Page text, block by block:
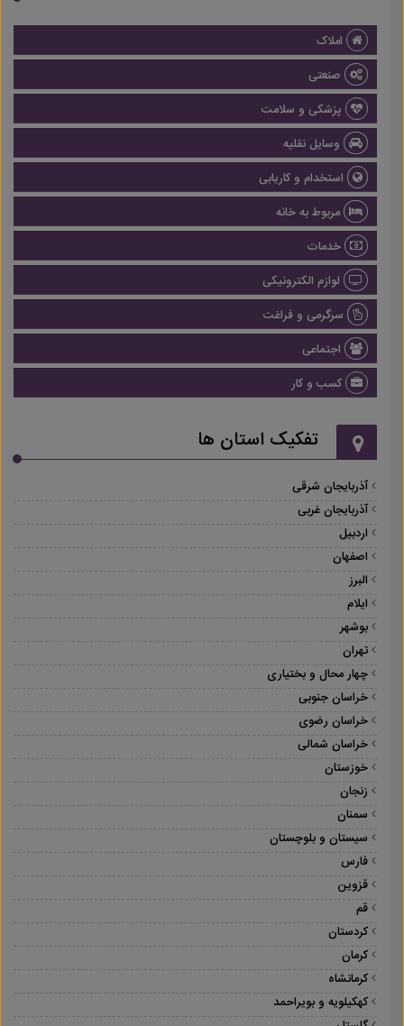
املاک
صنعتی
پزشکی و سلامت
وسایل نقلیه
استخدام و کاریابی
مربوط به خانه
خدمات
لوازم الکترونیکی
سرگرمی و فراغت
اجتماعی
کسب و کار
تفکیک استان ها
آذربایجان شرقی
آذربایجان غربی
اردبیل
اصفهان
البرز
ایلام
بوشهر
تهران
چهار محال و بختیاری
خراسان جنوبی
خراسان رضوی
خراسان شمالی
خوزستان
زنجان
سمنان
سیستان و بلوچستان
فارس
قزوین
قم
کردستان
کرمان
کرمانشاه
کهکیلویه و بویراحمد